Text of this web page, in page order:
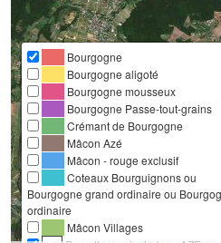
Bourgogne
Bourgogne aligoté
Bourgogne mousseux
Bourgogne Passe-tout-grains
Crémant de Bourgogne
Mâcon Azé
Mâcon - rouge exclusif
Coteaux Bourguignons ou
Bourgogne grand ordinaire ou
ordinaire
Mâcon Villages